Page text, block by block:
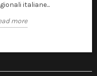
italiane...
more